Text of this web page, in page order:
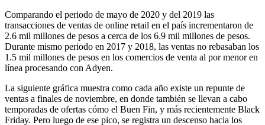
Comparando el periodo de mayo de 2020 y del 2019 las
transacciones de ventas de online retail en el país incrementaron de
2.6 mil millones de pesos a cerca de los 6.9 mil millones de pesos.
Durante mismo periodo en 2017 y 2018, las ventas no rebasaban los
1.5 mil millones de pesos en los comercios de venta al por menor en
línea procesando con Adyen.
La siguiente gráfica muestra como cada año existe un repunte de
ventas a finales de noviembre, en donde también se llevan a cabo
temporadas de ofertas cómo el Buen Fin, y más recientemente Black
Friday. Pero luego de ese pico, se registra un descenso hacia los